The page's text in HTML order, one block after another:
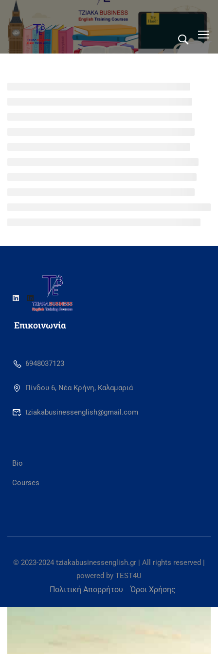
Eπικοινωνία
6948037123
Πίνδου 6, Νέα Κρήνη, Καλαμαριά
tziakabusinessenglish@gmail.com
Bio
Courses
© 2023-2024 tziakabusinessenglish.gr | All rights reserved |
powered by TEST4U
Πολιτική Απορρήτου Όροι Χρήσης